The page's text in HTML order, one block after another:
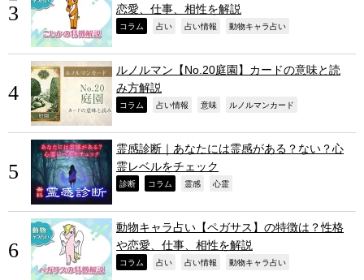
恋愛、仕事、相性を解説
コラム 占い 占い情報 動物キャラ占い
ルノルマン【No.20庭園】カードの意味と読
み方解説
コラム 占い情報 意味 ルノルマンカード
霊感診断｜あなたには霊感がある？ない？心
霊レベルをチェック
診断 コラム 霊感 心霊
動物キャラ占い【ペガサス】の特徴は？性格
や恋愛、仕事、相性を解説
コラム 占い 占い情報 動物キャラ占い